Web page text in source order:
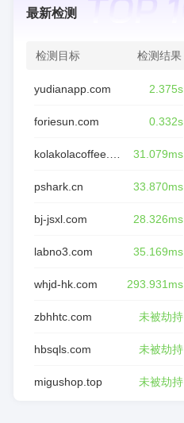
最新检测
检测目标 检测结果
yudianapp.com 2.375s
foriesun.com 0.332s
31.079ms
pshark.cn 33.870ms
bj-jsxl.com 28.326ms
labno3.com 35.169ms
whjd-hk.com 293.931ms
zbhhtc.com 未被劫持
hbsqls.com 未被劫持
migushop.top 未被劫持